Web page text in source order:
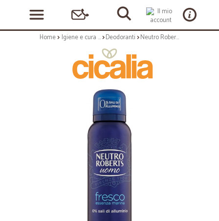
Home Igiene e cura personale Deodoranti Neutro Roberts uomo fresco essenza marina Deo Spray 150 ml.